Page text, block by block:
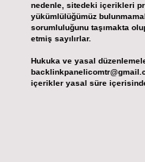
nedenle, sitedeki içerikleri
yükümlülüğümüz
sorumluluğunu taşımakta
etmiş sayılırlar.
Hukuka ve yasal
içerikler yasal süre